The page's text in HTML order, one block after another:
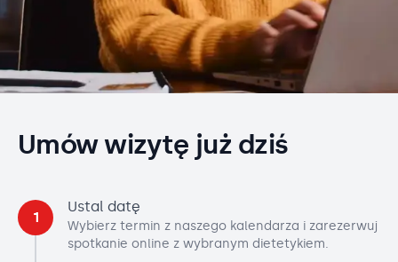
Umów wizytę już dziś
1
Ustal datę
Wybierz termin z naszego kalendarza i zarezerwuj
spotkanie online z wybranym dietetykiem.